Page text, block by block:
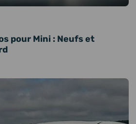
pour Mini : Neufs et